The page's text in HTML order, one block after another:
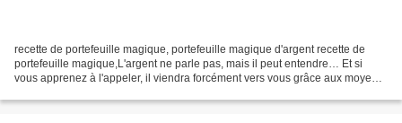
recette de portefeuille magique, portefeuille magique d'argent recette de
portefeuille magique,L'argent ne parle pas, mais il peut entendre… Et si
vous apprenez à l'appeler, il viendra forcément vers vous grâce aux moyens